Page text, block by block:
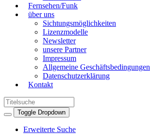
Fernsehen/Funk
über uns
Sichtungsmöglichkeiten
Lizenzmodelle
Newsletter
unsere Partner
Impressum
Allgemeine Geschäftsbedingungen
Datenschutzerklärung
Kontakt
Toggle Dropdown
Erweiterte Suche